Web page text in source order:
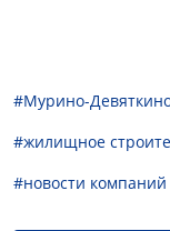
#Мурино-
#жилищное
#новости компаний